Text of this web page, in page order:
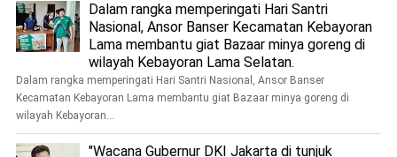
Dalam rangka memperingati Hari Santri
Nasional, Ansor Banser Kecamatan Kebayoran
Lama membantu giat Bazaar minya goreng di
wilayah Kebayoran Lama Selatan.
Dalam rangka memperingati Hari Santri Nasional, Ansor Banser
Kecamatan Kebayoran Lama membantu giat Bazaar minya goreng di
wilayah Kebayoran...
"Wacana Gubernur DKI Jakarta di tunjuk